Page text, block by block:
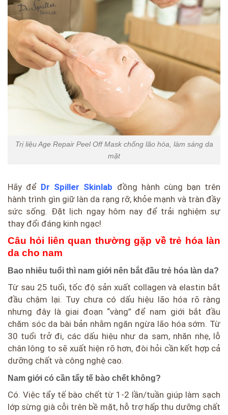
Trị liệu Age Repair Peel Off Mask chống lão hóa, làm sáng da
mặt
Hãy để Dr Spiller Skinlab đồng hành cùng bạn trên
hành trình gìn giữ làn da rạng rỡ, khỏe mạnh và tràn đầy
sức sống. Đặt lịch ngay hôm nay để trải nghiệm sự
thay đổi đáng kinh ngạc!
Câu hỏi liên quan thường gặp về trẻ hóa làn
da cho nam
Bao nhiêu tuổi thì nam giới nên bắt đầu trẻ hóa làn da?
Từ sau 25 tuổi, tốc độ sản xuất collagen và elastin bắt
đầu chậm lại. Tuy chưa có dấu hiệu lão hóa rõ ràng
nhưng đây là giai đoạn “vàng” để nam giới bắt đầu
chăm sóc da bài bản nhằm ngăn ngừa lão hóa sớm. Từ
30 tuổi trở đi, các dấu hiệu như da sạm, nhăn nhẹ, lỗ
chân lông to sẽ xuất hiện rõ hơn, đòi hỏi cần kết hợp cả
dưỡng chất và công nghệ cao.
Nam giới có cần tẩy tế bào chết không?
Có. Việc tẩy tế bào chết từ 1-2 lần/tuần giúp làm sạch
lớp sừng già cỗi trên bề mặt, hỗ trợ hấp thu dưỡng chất